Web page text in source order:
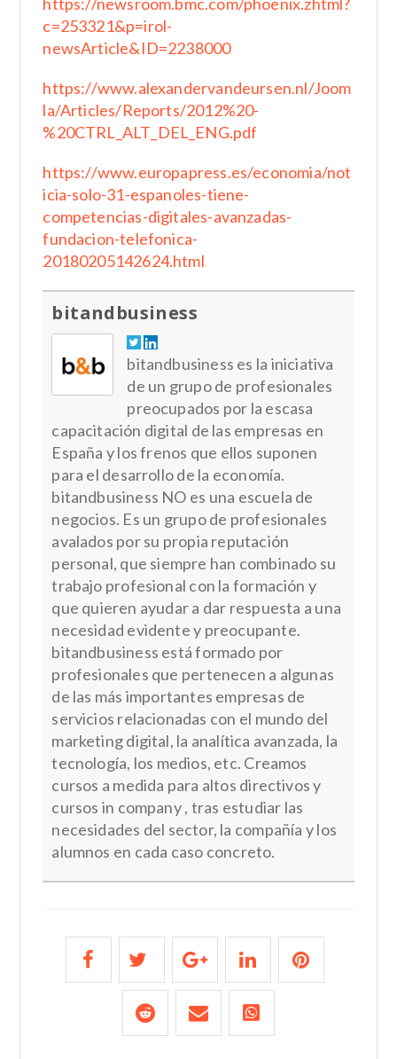
c=253321&p=irol-
newsArticle&ID=2238000
https://www.alexandervandeursen.nl/Joom
la/Articles/Reports/2012%20-
%20CTRL_ALT_DEL_ENG.pdf
https://www.europapress.es/economia/not
icia-solo-31-espanoles-tiene-
competencias-digitales-avanzadas-
fundacion-telefonica-
20180205142624.html
bitandbusiness
bitandbusiness es la iniciativa
de un grupo de profesionales
preocupados por la escasa
capacitación digital de las empresas en
España y los frenos que ellos suponen
para el desarrollo de la economía.
bitandbusiness NO es una escuela de
negocios. Es un grupo de profesionales
avalados por su propia reputación
personal, que siempre han combinado su
trabajo profesional con la formación y
que quieren ayudar a dar respuesta a una
necesidad evidente y preocupante.
bitandbusiness está formado por
profesionales que pertenecen a algunas
de las más importantes empresas de
servicios relacionadas con el mundo del
marketing digital, la analítica avanzada, la
tecnología, los medios, etc. Creamos
cursos a medida para altos directivos y
cursos in company , tras estudiar las
necesidades del sector, la compañía y los
alumnos en cada caso concreto.